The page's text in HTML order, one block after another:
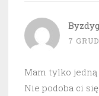
7
Mam tylko jedną
Nie podoba ci